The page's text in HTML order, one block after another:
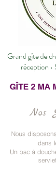
Grand gîte de
réception
GÎTE 2 MA
Nos
Nous
dans
Un bac à